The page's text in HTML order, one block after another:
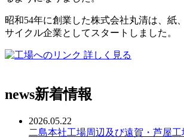
昭和54年に創業した株式会社丸清は、紙
サイクル企業としてスタートしました。
詳しく見る
news新着情報
2026.05.22
二島本社工場周辺及び遠賀・芦屋